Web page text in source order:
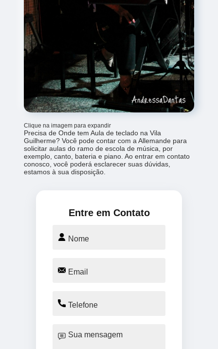
Clique na imagem para expandir
Precisa de Onde tem Aula de teclado na Vila
Guilherme? Você pode contar com a Allemande para
solicitar aulas do ramo de escola de música, por
exemplo, canto, bateria e piano. Ao entrar em contato
conosco, você poderá esclarecer suas dúvidas,
estamos à sua disposição.
Entre em Contato